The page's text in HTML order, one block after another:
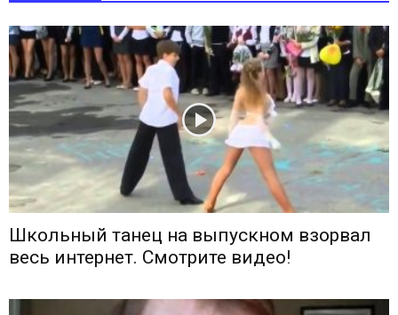
Школьный танец на выпускном взорвал
весь интернет. Смотрите видео!